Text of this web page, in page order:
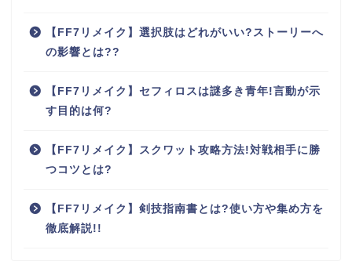
【FF7リメイク】選択肢はどれがいい?ストーリーへ
の影響とは??
【FF7リメイク】セフィロスは謎多き青年!言動が示
す目的は何?
【FF7リメイク】スクワット攻略方法!対戦相手に勝
つコツとは?
【FF7リメイク】剣技指南書とは?使い方や集め方を
徹底解説!!